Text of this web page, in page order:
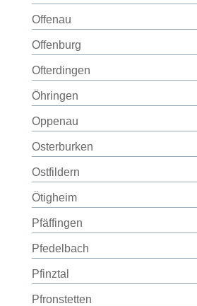
Offenau
Offenburg
Ofterdingen
Öhringen
Oppenau
Osterburken
Ostfildern
Ötigheim
Pfäffingen
Pfedelbach
Pfinztal
Pfronstetten